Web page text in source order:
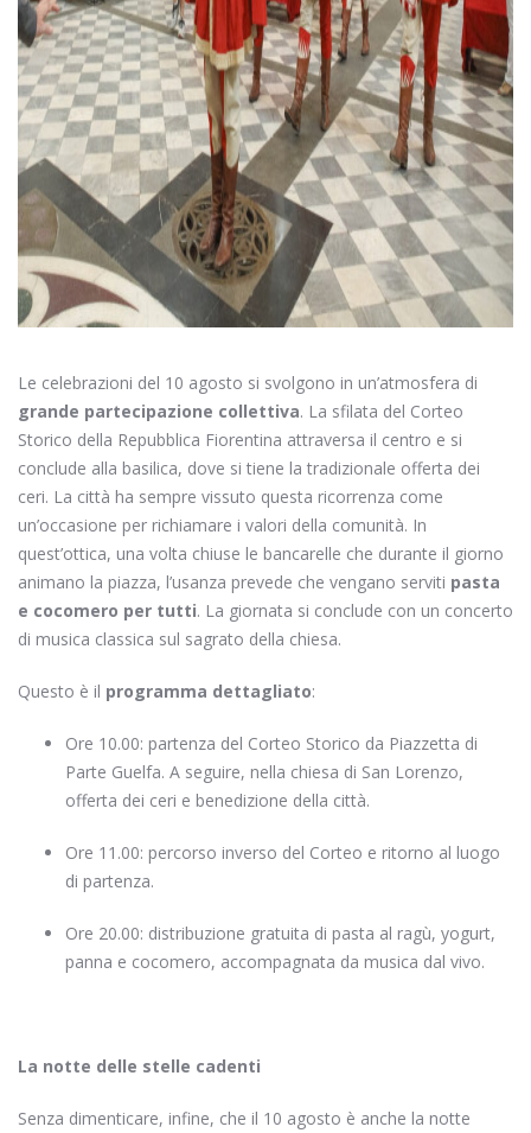
Le celebrazioni del 10 agosto si svolgono in un’atmosfera di
grande partecipazione collettiva. La sfilata del Corteo
Storico della Repubblica Fiorentina attraversa il centro e si
conclude alla basilica, dove si tiene la tradizionale offerta dei
ceri. La città ha sempre vissuto questa ricorrenza come
un’occasione per richiamare i valori della comunità. In
quest’ottica, una volta chiuse le bancarelle che durante il giorno
animano la piazza, l’usanza prevede che vengano serviti pasta
e cocomero per tutti. La giornata si conclude con un concerto
di musica classica sul sagrato della chiesa.
Questo è il programma dettagliato:
Ore 10.00: partenza del Corteo Storico da Piazzetta di
Parte Guelfa. A seguire, nella chiesa di San Lorenzo,
offerta dei ceri e benedizione della città.
Ore 11.00: percorso inverso del Corteo e ritorno al luogo
di partenza.
Ore 20.00: distribuzione gratuita di pasta al ragù, yogurt,
panna e cocomero, accompagnata da musica dal vivo.
La notte delle stelle cadenti
Senza dimenticare, infine, che il 10 agosto è anche la notte